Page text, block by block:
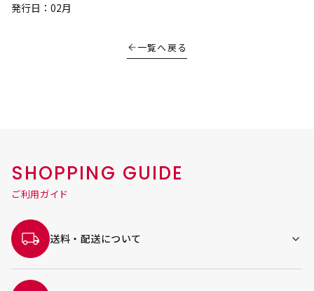
発行日：02月
一覧へ戻る
SHOPPING GUIDE
ご利用ガイド
送料・配送について